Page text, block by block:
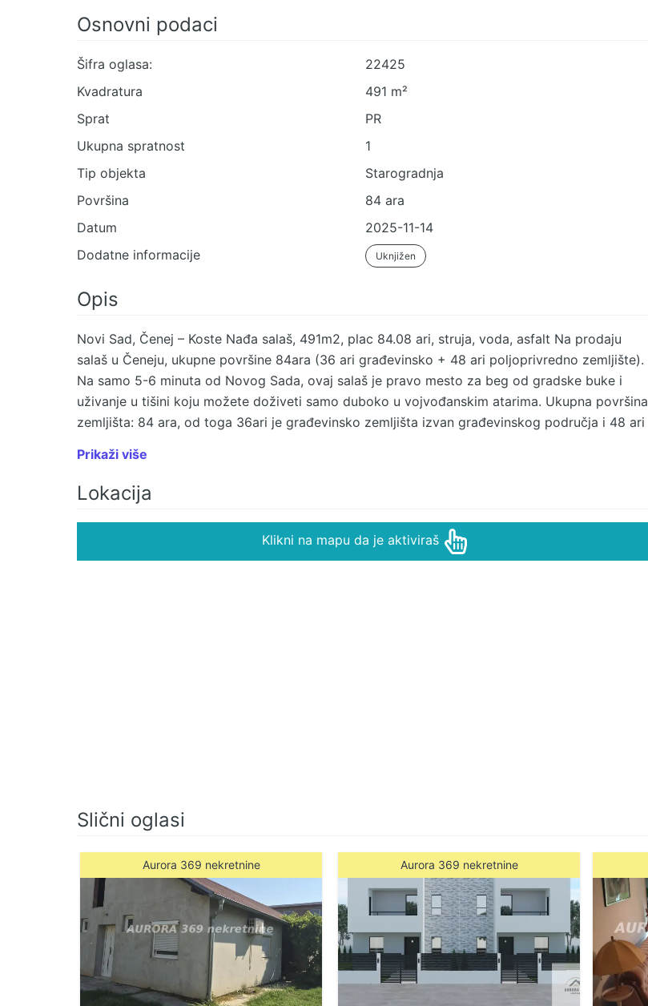
Osnovni podaci
Šifra oglasa:
22425
Kvadratura
491 m²
Sprat
PR
Ukupna spratnost
1
Tip objekta
Starogradnja
Površina
84 ara
Datum
2025-11-14
Dodatne informacije
Uknjižen
Opis
Novi Sad, Čenej – Koste Nađa salaš, 491m2, plac 84.08 ari, struja, voda, asfalt Na prodaju
salaš u Čeneju, ukupne površine 84ara (36 ari građevinsko + 48 ari poljoprivredno zemljište).
Na samo 5-6 minuta od Novog Sada, ovaj salaš je pravo mesto za beg od gradske buke i
uživanje u tišini koju možete doživeti samo duboko u vojvođanskim atarima. Ukupna površina
zemljišta: 84 ara, od toga 36ari je građevinsko zemljišta izvan građevinskog područja i 48 ari
od 132 m² i još 6 pomoćnih objekata. Ukupna površina uknjiženih objekata iznosi 491m². Salaš
ima vodu iz gradskog vodovoda, a ima i tri sopstvena bunara za navodnjavanje pri čemu
jedan bunar ima ogroman kapacitet, ima trofaznu struju, dve septičke jame. Postoji mogućnost
uvođenja gasa. Sa dve strane je okružen državnim putem, do salaša je nasut prilaz kamenim
tamponom. Asfaltni put je u neposrednoj blizini. Čenej je sve traženija lokacija za investitore,
Prikaži više
Lokacija
Klikni na mapu da je aktiviraš
Slični oglasi
Aurora 369 nekretnine Aurora 369 nekretnine